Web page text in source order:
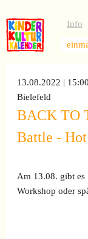
Info
13.08.2022 |
Bielefeld
BACK TO
Battle -
Am 13.08. gibt es
Workshop oder